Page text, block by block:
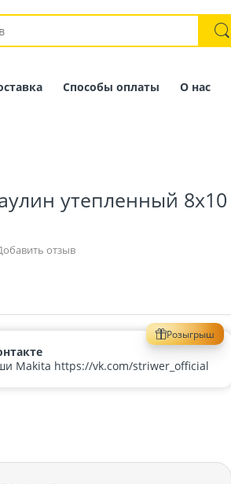
Способы оплаты О нас
утепленный 8х10
отзыв
Розыгрыш
Makita https://vk.com/striwer_official